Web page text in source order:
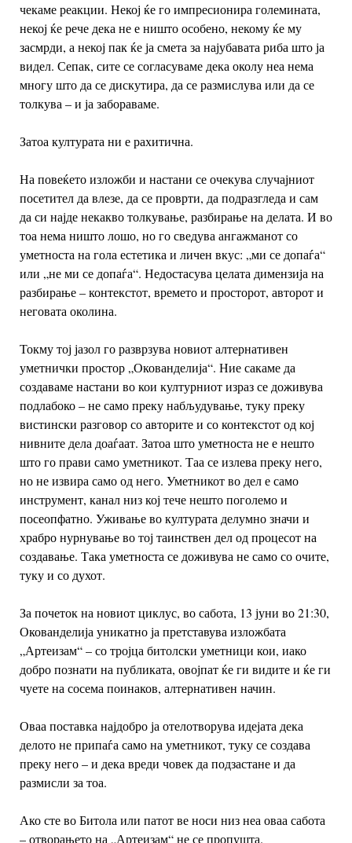
чекаме реакции. Некој ќе го импресионира големината,
некој ќе рече дека не е ништо особено, некому ќе му
засмрди, а некој пак ќе ја смета за најубавата риба што ја
видел. Сепак, сите се согласуваме дека околу неа нема
многу што да се дискутира, да се размислува или да се
толкува – и ја забораваме.
Затоа културата ни е рахитична.
На повеќето изложби и настани се очекува случајниот
посетител да влезе, да се проврти, да подразгледа и сам
да си најде некакво толкување, разбирање на делата. И во
тоа нема ништо лошо, но го сведува ангажманот со
уметноста на гола естетика и личен вкус: „ми се допаѓа“
или „не ми се допаѓа“. Недостасува целата димензија на
разбирање – контекстот, времето и просторот, авторот и
неговата околина.
Токму тој јазол го разврзува новиот алтернативен
уметнички простор „Окованделија“. Ние сакаме да
создаваме настани во кои културниот израз се доживува
подлабоко – не само преку набљудување, туку преку
вистински разговор со авторите и со контекстот од кој
нивните дела доаѓаат. Затоа што уметноста не е нешто
што го прави само уметникот. Таа се излева преку него,
но не извира само од него. Уметникот во дел е само
инструмент, канал низ кој тече нешто поголемо и
посеопфатно. Уживање во културата делумно значи и
храбро нурнување во тој таинствен дел од процесот на
создавање. Така уметноста се доживува не само со очите,
туку и со духот.
За почеток на новиот циклус, во сабота, 13 јуни во 21:30,
Окованделија уникатно ја претставува изложбата
„Артеизам“ – со тројца битолски уметници кои, иако
добро познати на публиката, овојпат ќе ги видите и ќе ги
чуете на сосема поинаков, алтернативен начин.
Оваа поставка најдобро ја отелотворува идејата дека
делото не припаѓа само на уметникот, туку се создава
преку него – и дека вреди човек да подзастане и да
размисли за тоа.
Ако сте во Битола или патот ве носи низ неа оваа сабота
– отворањето на „Артеизам“ не се пропушта.